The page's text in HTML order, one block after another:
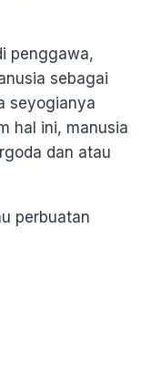
penggawa,
sebagai
seyogianya
hal ini, manusia
dan atau
perbuatan